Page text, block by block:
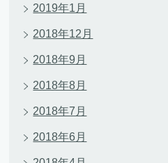
2019年1月
2018年12月
2018年9月
2018年8月
2018年7月
2018年6月